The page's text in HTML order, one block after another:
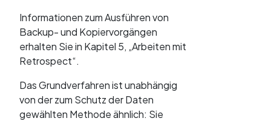
Informationen zum Ausführen von
Backup- und Kopiervorgängen
erhalten Sie in Kapitel 5, „Arbeiten mit
Retrospect“.
Das Grundverfahren ist unabhängig
von der zum Schutz der Daten
gewählten Methode ähnlich: Sie